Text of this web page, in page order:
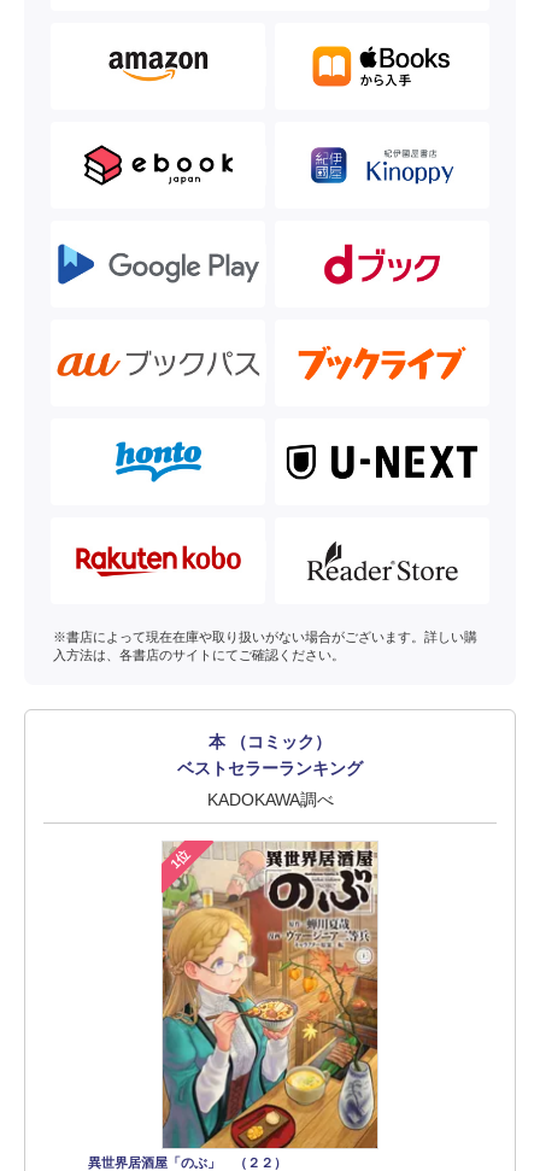
※書店によって現在在庫や取り扱いがない場合がございます。詳しい購
入方法は、各書店のサイトにてご確認ください。
本 （コミック）
ベストセラーランキング
KADOKAWA調べ
1位
異世界居酒屋「のぶ」 （２２）